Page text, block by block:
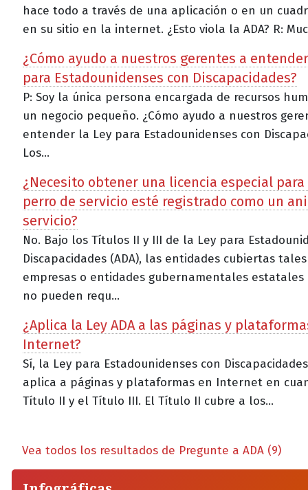
hace todo a través de una aplicación o en un
en su sitio en la internet. ¿Esto viola la ADA? R:
¿Cómo ayudo a nuestros gerentes a
para Estadounidenses con Discapacidades?
P: Soy la única persona encargada de recursos
un negocio pequeño. ¿Cómo ayudo a nuestros
entender la Ley para Estadounidenses con
Los...
¿Necesito obtener una licencia especial
perro de servicio esté registrado como un
servicio?
No. Bajo los Títulos II y III de la Ley para
Discapacidades (ADA), las entidades cubiertas
empresas o entidades gubernamentales estatales
no pueden requ...
¿Aplica la Ley ADA a las páginas y
Internet?
Sí, la Ley para Estadounidenses con Discapacidades
aplica a páginas y plataformas en Internet en
Título II y el Título III. El Título II cubre a los...
Vea todos los resultados de Pregunte a ADA (9)